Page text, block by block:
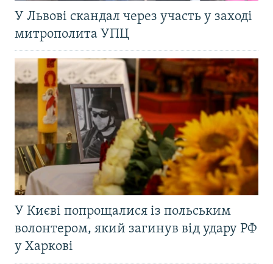
У Львові скандал через участь у заході
митрополита УПЦ
У Києві попрощалися із польським
волонтером, який загинув від удару РФ
у Харкові